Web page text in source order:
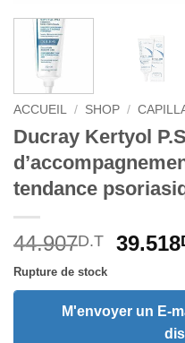
ACCUEIL / SHOP /
Ducray Kertyol
tendance
44.907D.T
Le
initial
était :
39.518
Rupture de stock
M'envoyer un E-